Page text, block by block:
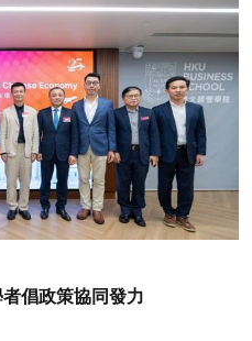
倡政策協同發力